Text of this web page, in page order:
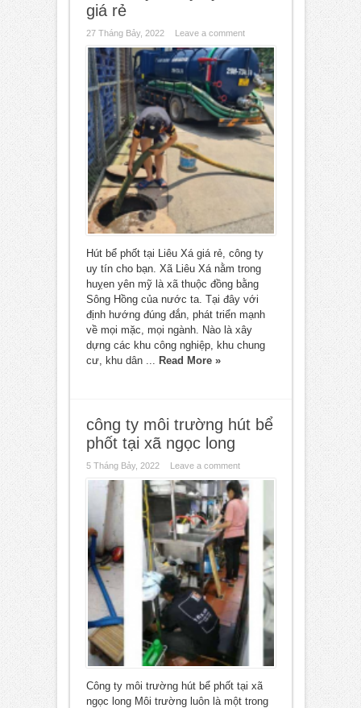
giá rẻ
27 Tháng Bảy, 2022 Leave a comment
Hút bể phốt tại Liêu Xá giá rẻ, công ty
uy tín cho bạn. Xã Liêu Xá nằm trong
huỵen yên mỹ là xã thuộc đồng bằng
Sông Hồng của nước ta. Tại đây với
định hướng đúng đắn, phát triển mạnh
về mọi mặc, mọi ngành. Nào là xây
dựng các khu công nghiệp, khu chung
cư, khu dân ... Read More »
công ty môi trường hút bể
phốt tại xã ngọc long
5 Tháng Bảy, 2022 Leave a comment
Công ty môi trường hút bể phốt tại xã
ngọc long Môi trường luôn là một trong